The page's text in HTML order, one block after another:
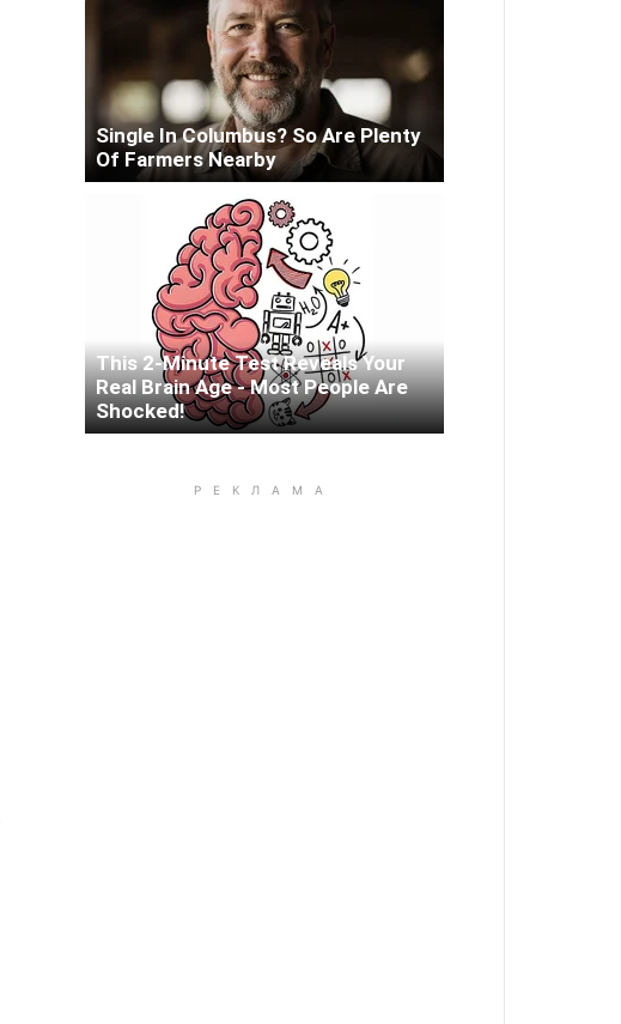
Single In Columbus? So Are Plenty
Of Farmers Nearby
This 2-Minute Test Reveals Your
Real Brain Age - Most People Are
Shocked!